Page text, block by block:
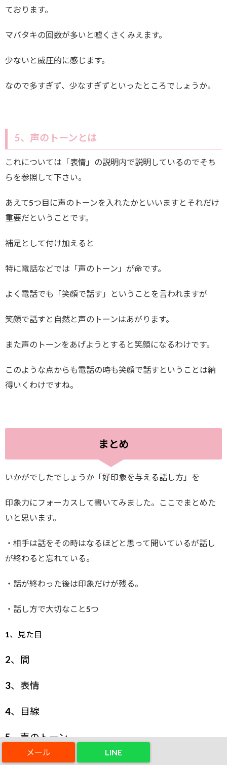
LINE
ております。
マバタキの回数が多いと嘘くさくみえます。
少ないと威圧的に感じます。
なので多すぎず、少なすぎずといったところでしょうか。
5、声のトーンとは
これについては「表情」の説明内で説明しているのでそち
らを参照して下さい。
あえて5つ目に声のトーンを入れたかといいますとそれだけ
重要だということです。
補足として付け加えると
特に電話などでは「声のトーン」が命です。
よく電話でも「笑顔で話す」ということを言われますが
笑顔で話すと自然と声のトーンはあがります。
また声のトーンをあげようとすると笑顔になるわけです。
このような点からも電話の時も笑顔で話すということは納
得いくわけですね。
まとめ
いかがでしたでしょうか「好印象を与える話し方」を
印象力にフォーカスして書いてみました。ここでまとめた
いと思います。
・相手は話をその時はなるほどと思って聞いているが話し
が終わると忘れている。
・話が終わった後は印象だけが残る。
・話し方で大切なこと5つ
1、見た目
2、間
3、表情
4、目線
5、声のトーン
これらを意識することで「好印象を与える話し方」にグッ